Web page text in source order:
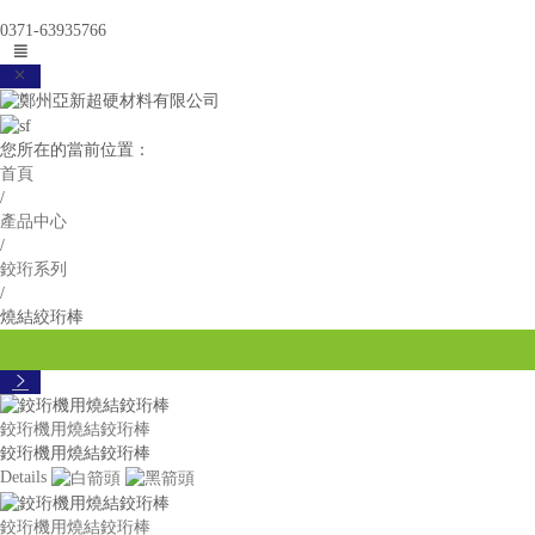
0371-63935766


您所在的當前位置：
首頁
/
產品中心
/
鉸珩系列
/
燒結絞珩棒

鉸珩機用燒結鉸珩棒
鉸珩機用燒結鉸珩棒
Details
鉸珩機用燒結鉸珩棒